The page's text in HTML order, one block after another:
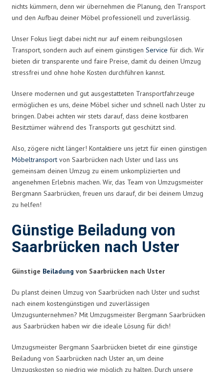
nichts kümmern, denn wir übernehmen die Planung, den Transport
und den Aufbau deiner Möbel professionell und zuverlässig.
Unser Fokus liegt dabei nicht nur auf einem reibungslosen
Transport, sondern auch auf einem günstigen Service für dich. Wir
bieten dir transparente und faire Preise, damit du deinen Umzug
stressfrei und ohne hohe Kosten durchführen kannst.
Unsere modernen und gut ausgestatteten Transportfahrzeuge
ermöglichen es uns, deine Möbel sicher und schnell nach Uster zu
bringen. Dabei achten wir stets darauf, dass deine kostbaren
Besitztümer während des Transports gut geschützt sind.
Also, zögere nicht länger! Kontaktiere uns jetzt für einen günstigen
Möbeltransport von Saarbrücken nach Uster und lass uns
gemeinsam deinen Umzug zu einem unkomplizierten und
angenehmen Erlebnis machen. Wir, das Team von Umzugsmeister
Bergmann Saarbrücken, freuen uns darauf, dir bei deinem Umzug
zu helfen!
Günstige Beiladung von
Saarbrücken nach Uster
Günstige Beiladung von Saarbrücken nach Uster
Du planst deinen Umzug von Saarbrücken nach Uster und suchst
nach einem kostengünstigen und zuverlässigen
Umzugsunternehmen? Mit Umzugsmeister Bergmann Saarbrücken
aus Saarbrücken haben wir die ideale Lösung für dich!
Umzugsmeister Bergmann Saarbrücken bietet dir eine günstige
Beiladung von Saarbrücken nach Uster an, um deine
Umzugskosten so niedrig wie möglich zu halten. Durch unsere